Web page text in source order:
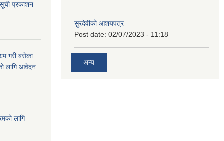
प्रकाशन
गरी बसेका
लागि आवेदन
लागि
सुरदेवीको आशयपत्र
Post date: 02/07/2023 - 11:18
अन्य